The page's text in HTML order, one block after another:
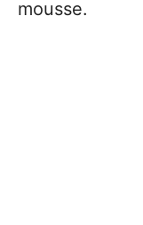
mousse.